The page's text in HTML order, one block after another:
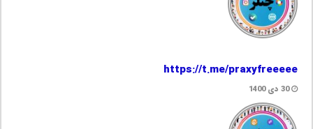
https://t.me/praxyfreeeee
30 دی 1400